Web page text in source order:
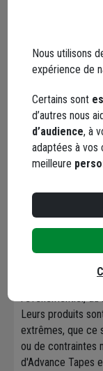
Marque
Advance Tapes
mondialement
comme un leader
l'innovation et la
aux besoins les
rubans adhésifs
la conception de
l'événementiel,
Leurs produits
extrêmes, que ce
ou de contraintes
d'Advance Tapes
Nous utilisons
expérience de
Certains sont
d’autres nous
d’audience, à
adaptées à vos
meilleure